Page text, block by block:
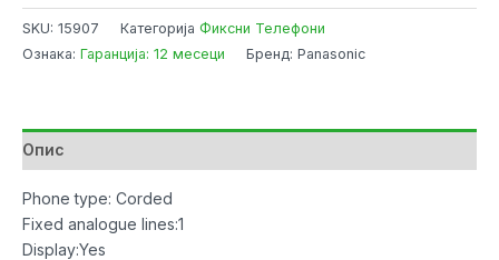
Corded
TS560FXW
SKU: 15907 Категорија Фиксни Телефони
Ознака: Гаранција: 12 месеци Бренд: Panasonic
Опис
Phone type: Corded
Fixed analogue lines:1
Display:Yes